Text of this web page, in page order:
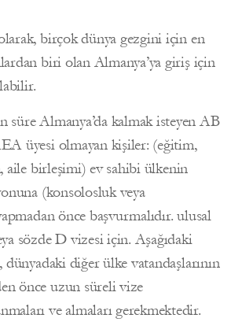
birçok dünya gezgini için en
biri olan Almanya’ya giriş için
süre Almanya’da kalmak isteyen AB
üyesi olmayan kişiler: (eğitim,
aile birleşimi) ev sahibi ülkenin
(konsolosluk veya
önce başvurmalıdır. ulusal
sözde D vizesi için. Aşağıdaki
dünyadaki diğer ülke vatandaşlarının
önce uzun süreli vize
ve almaları gerekmektedir.